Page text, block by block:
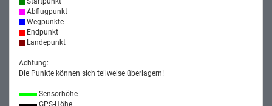
Abflugpunkt
Wegpunkte
Endpunkt
Landepunkt
Achtung:
Die Punkte können sich teilweise überlagern!
Sensorhöhe